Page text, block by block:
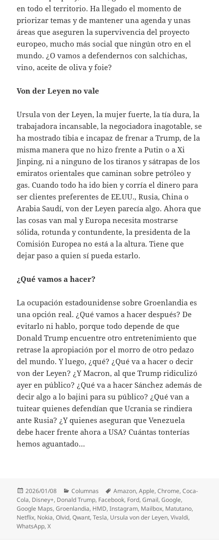
en todo el territorio. Ha llegado el momento de
priorizar temas y de mantener una agenda y unas
áreas que aseguren la supervivencia del proyecto
europeo, mucho más social que ningún otro en el
mundo. ¿O vamos a defendernos con salchichas,
vino, aceite de oliva y foie?
Von der Leyen no vale
Ursula von der Leyen, la mujer fuerte, la tía dura, la
trabajadora incansable, la negociadora inagotable, se
ha mostrado tibia e incapaz de frenar a Trump, de la
misma manera que no hizo frente a Putin o a Xi
Jinping, ni a ninguno de los tiranos y sátrapas de los
emiratos orientales que caminan sobre petróleo y
gas. Cuando todo ha ido bien y corría el dinero para
ser clientes preferentes de EE.UU., Rusia, China o
Arabia Saudí, von der Leyen parecía algo. Ahora que
las cosas van mal y Europa necesita mostrarse
sólida, rotunda y contundente, la presidenta de la
Comisión Europea no está a la altura. Tiene que
dejar paso a quien sí pueda estarlo.
¿Qué vamos a hacer?
La ocupación estadounidense sobre Groenlandia es
una opción real. ¿Qué vamos a hacer después? De
evitarlo ni hablo, porque todo depende de que
Donald Trump encuentre otro entretenimiento que
retrase la apropiación por el morro de otro pedazo
del mundo. Y luego, ¿qué? ¿Qué va a hacer o decir
von der Leyen? ¿Y Macron, al que Trump ridiculizó
ayer en público? ¿Qué va a hacer Sánchez además de
decir algo a lo bajini para su público? ¿Qué van a
tuitear quienes defendían que Ucrania se rindiera
ante Rusia? ¿Y quienes aseguran que Venezuela
debe hacer frente ahora a USA? Cuántas tonterías
hemos aguantado…
Publicado
el
2026/01/08 Categorías
Columnas Etiquetas
Amazon,Apple,Chrome,Coca-
Cola, Disney+, Donald Trump, Facebook, Ford,Gmail,Google,
Google Maps,Groenlandia, HMD,Instagram, Mailbox, Matutano,
Netflix, Nokia,Olvid,Qwant,Tesla, Ursula von der Leyen,Vivaldi,
WhatsApp,X